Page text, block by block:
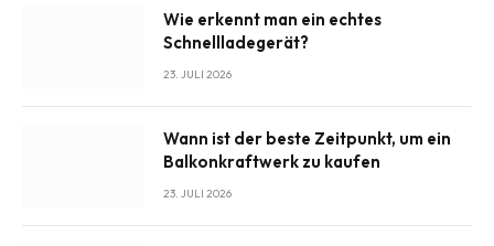
Wie erkennt man ein echtes
Schnellladegerät?
23. JULI 2026
Wann ist der beste Zeitpunkt, um ein
Balkonkraftwerk zu kaufen
23. JULI 2026